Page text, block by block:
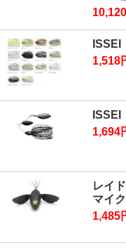
1,518
1,694
レイ
マイ
1,485